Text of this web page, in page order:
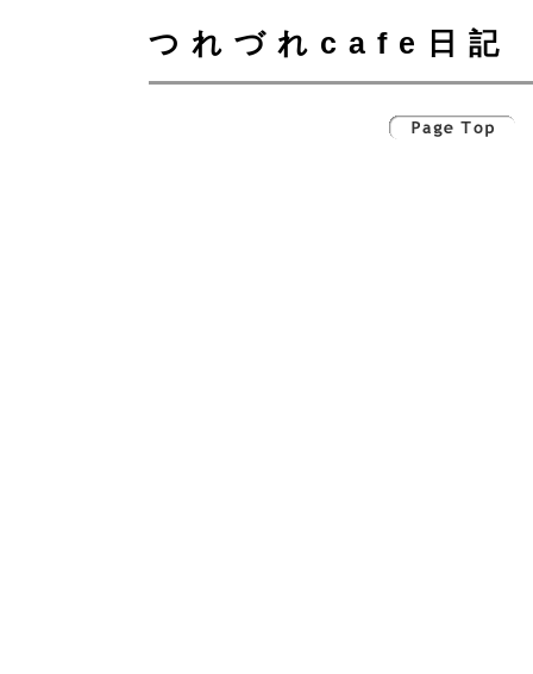
つれづれcafe日記